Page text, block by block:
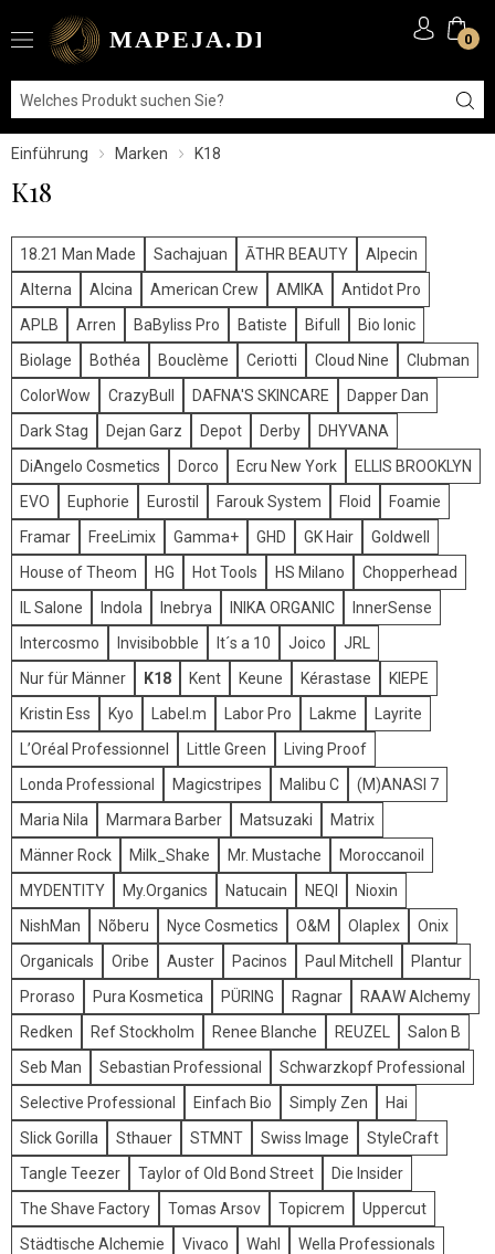
0
Einführung Marken K18
K18
18.21 Man Made Sachajuan ĀTHR BEAUTY
Alpecin
Alterna
Alcina American Crew AMIKA
Antidot Pro
APLB
Arren BaByliss Pro Batiste Bifull
Bio Ionic
Biolage
Bothéa Bouclème Ceriotti Cloud Nine
Clubman
ColorWow
CrazyBull DAFNA'S SKINCARE
Dapper Dan
Dark Stag
Dejan Garz Depot Derby
DHYVANA
DiAngelo Cosmetics
Dorco Ecru New York
ELLIS BROOKLYN
EVO
Euphorie Eurostil Farouk System Floid
Foamie
Framar
FreeLimix Gamma+ GHD GK Hair
Goldwell
House of Theom
HG Hot Tools HS Milano
Chopperhead
IL Salone
Indola Inebrya INIKA ORGANIC
InnerSense
Intercosmo
Invisibobble It´s a 10 Joico
JRL
Nur für Männer
K18 Kent Keune Kérastase
KIEPE
Kristin Ess
Kyo Label.m Labor Pro Lakme
Layrite
L’Oréal Professionnel
Little Green
Living Proof
Londa Professional
Magicstripes Malibu C
(M)ANASI 7
Maria Nila
Marmara Barber Matsuzaki
Matrix
Männer Rock
Milk_Shake Mr. Mustache
Moroccanoil
MYDENTITY
My.Organics Natucain NEQI
Nioxin
NishMan
Nõberu Nyce Cosmetics O&M Olaplex
Onix
Organicals
Oribe Auster Pacinos Paul Mitchell
Plantur
Proraso
Pura Kosmetica PÜRING Ragnar
RAAW Alchemy
Redken
Ref Stockholm Renee Blanche REUZEL
Salon B
Seb Man
Sebastian Professional
Schwarzkopf Professional
Selective Professional
Einfach Bio Simply Zen
Hai
Slick Gorilla
Sthauer STMNT Swiss Image
StyleCraft
Tangle Teezer
Taylor of Old Bond Street
Die Insider
The Shave Factory
Tomas Arsov Topicrem
Uppercut
Städtische Alchemie
Vivaco Wahl
Wella Professionals